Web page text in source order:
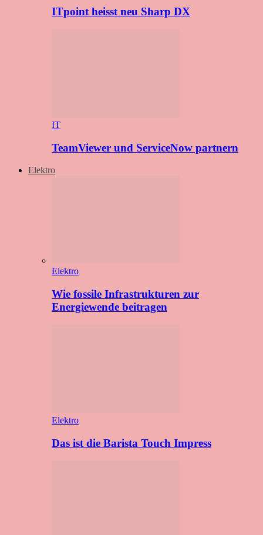
ITpoint heisst neu Sharp DX
IT
TeamViewer und ServiceNow partnern
Elektro
Elektro
Wie fossile Infrastrukturen zur
Energiewende beitragen
Elektro
Das ist die Barista Touch Impress